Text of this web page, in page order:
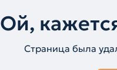
Ой,
Страница была